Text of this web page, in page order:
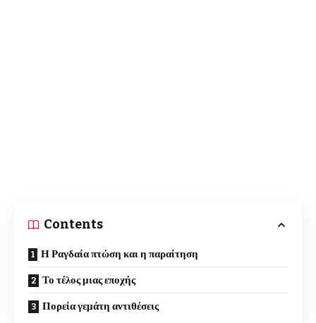
Contents
Η Ραγδαία πτώση και η παραίτηση
Το τέλος μιας εποχής
Πορεία γεμάτη αντιθέσεις